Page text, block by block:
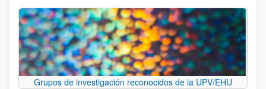
Grupos de investigación reconocidos de la UPV/EHU